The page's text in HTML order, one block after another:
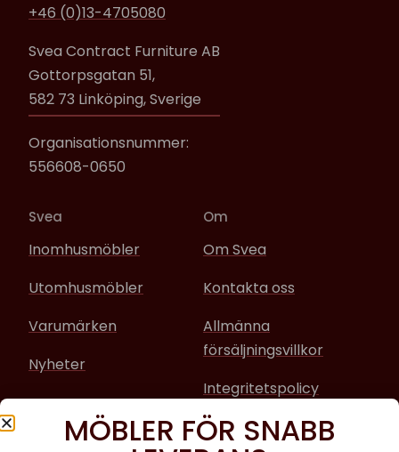
+46 (0)13-4705080
Svea Contract Furniture AB
Gottorpsgatan 51,
582 73 Linköping, Sverige
Organisationsnummer:
556608-0650
Svea
Inomhusmöbler
Utomhusmöbler
Varumärken
Nyheter
Om
Om Svea
Kontakta oss
Allmänna
försäljningsvillkor
Integritetspolicy
Sociala media
MÖBLER FÖR SNABB